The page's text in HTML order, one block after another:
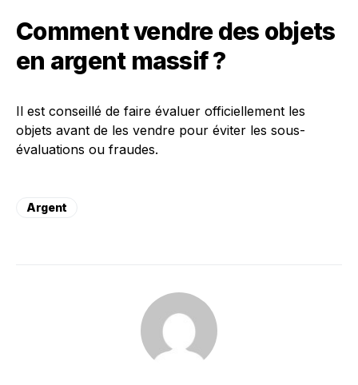
Comment vendre des objets
en argent massif ?
Il est conseillé de faire évaluer officiellement les
objets avant de les vendre pour éviter les sous-
évaluations ou fraudes.
Argent